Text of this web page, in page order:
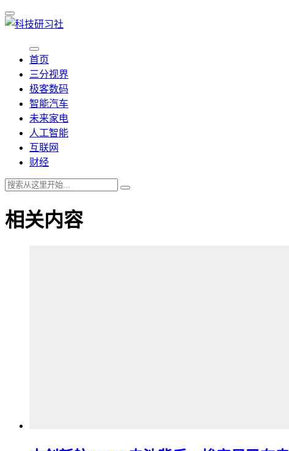
首页
三分视界
极客数码
智能汽车
未来家电
人工智能
互联网
财经
相关内容